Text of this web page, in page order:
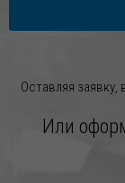
Оставляя заявку,
Или